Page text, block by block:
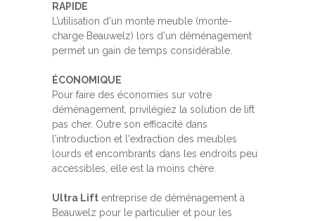
RAPIDE
L’utilisation d'un monte meuble (monte-
charge Beauwelz) lors d'un déménagement
permet un gain de temps considérable.
ÉCONOMIQUE
Pour faire des économies sur votre
déménagement, privilégiez la solution de lift
pas cher. Outre son efficacité dans
l’introduction et l'extraction des meubles
lourds et encombrants dans les endroits peu
accessibles, elle est la moins chère.
Ultra Lift entreprise de déménagement à
Beauwelz pour le particulier et pour les